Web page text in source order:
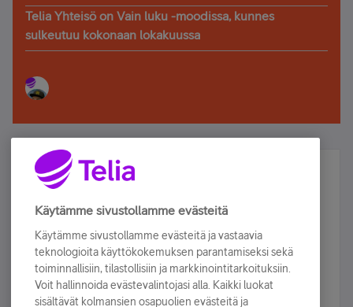
Telia Yhteisö on Vain luku -moodissa, kunnes
sulkeutuu kokonaan lokakuussa
Älä jää paitsi – osallistu ja voita!
Tilaa Telian uutiskirje ja olet mukana arvonnassa.
sähköpostiisi.
Tilaa nyt
Käytämme sivustollamme evästeitä
Käytämme sivustollamme evästeitä ja vastaavia
teknologioita käyttökokemuksen parantamiseksi sekä
toiminnallisiin, tilastollisiin ja markkinointitarkoituksiin.
Voit hallinnoida evästevalintojasi alla. Kaikki luokat
sisältävät kolmansien osapuolien evästeitä ja